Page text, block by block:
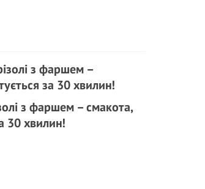
з фаршем – смакота,
30 хвилин!